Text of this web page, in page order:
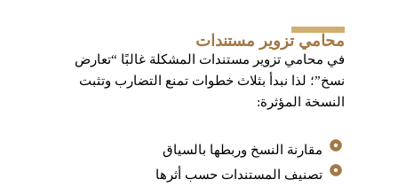
محامي تزوير مستندات
في محامي تزوير مستندات المشكلة غالبًا “تعارض
نسخ”؛ لذا نبدأ بثلاث خطوات تمنع التضارب وتثبت
النسخة المؤثرة:
مقارنة النسخ وربطها بالسياق
تصنيف المستندات حسب أثرها